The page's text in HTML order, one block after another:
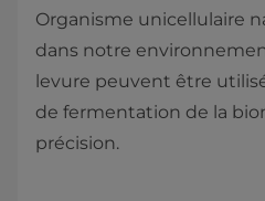
Organisme unicellulaire
dans notre
levure peuvent être
de fermentation de la
précision.